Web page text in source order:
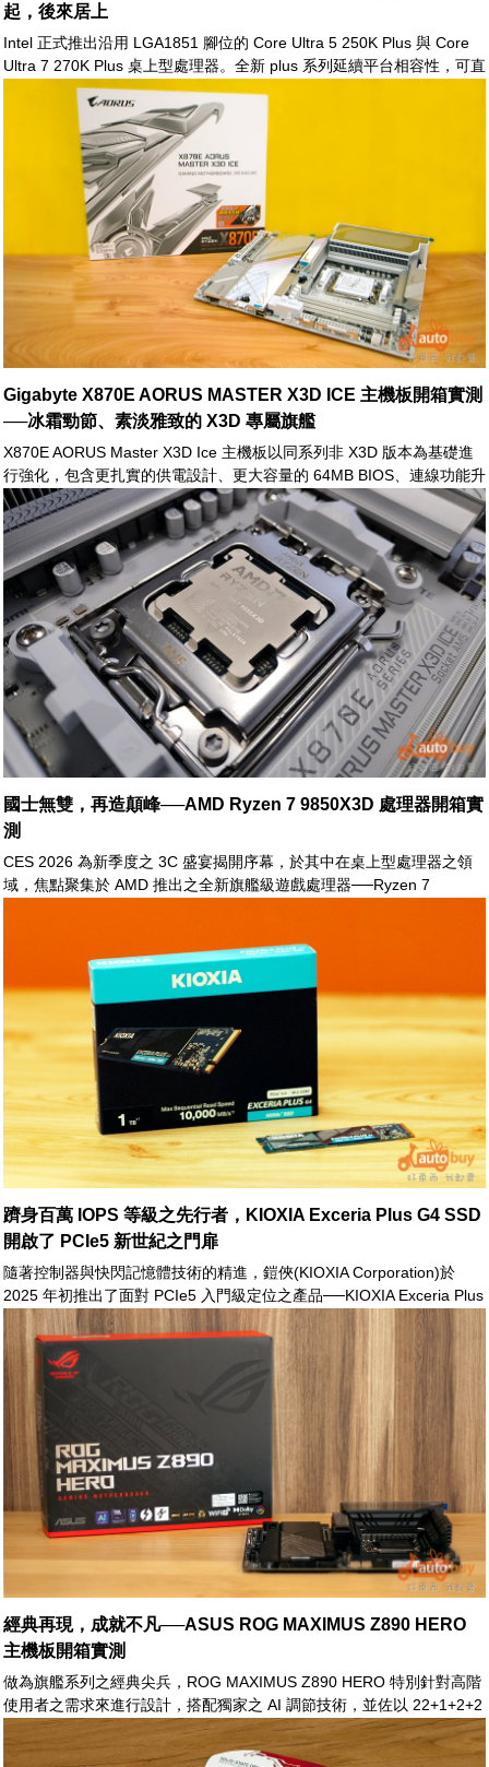
起，後來居上
Intel 正式推出沿用 LGA1851 腳位的 Core Ultra 5 250K Plus 與 Core
Ultra 7 270K Plus 桌上型處理器。全新 plus 系列延續平台相容性，可直
接支援既有 Intel 800 系列晶片組主機板。兩款處理器皆基於 Core Ultra
桌上型 Arrow Lake 微架構，並採用「Arrow Lake-S」之分離式
(disaggregated) 晶片設計
Gigabyte X870E AORUS MASTER X3D ICE 主機板開箱實測
──冰霜勁節、素淡雅致的 X3D 專屬旗艦
X870E AORUS Master X3D Ice 主機板以同系列非 X3D 版本為基礎進
行強化，包含更扎實的供電設計、更大容量的 64MB BIOS、連線功能升
級，以及針對 X3D 處理器導入更新的 X3D Turbo 2.0 功能
國士無雙，再造顛峰──AMD Ryzen 7 9850X3D 處理器開箱實
測
CES 2026 為新季度之 3C 盛宴揭開序幕，於其中在桌上型處理器之領
域，焦點聚集於 AMD 推出之全新旗艦級遊戲處理器──Ryzen 7
躋身百萬 IOPS 等級之先行者，KIOXIA Exceria Plus G4 SSD
開啟了 PCIe5 新世紀之門扉
隨著控制器與快閃記憶體技術的精進，鎧俠(KIOXIA Corporation)於
2025 年初推出了面對 PCIe5 入門級定位之產品──KIOXIA Exceria Plus
G4。
經典再現，成就不凡──ASUS ROG MAXIMUS Z890 HERO
主機板開箱實測
做為旗艦系列之經典尖兵，ROG MAXIMUS Z890 HERO 特別針對高階
使用者之需求來進行設計，搭配獨家之 AI 調節技術，並佐以 22+1+2+2
高相數之極致電源方案，再加上最新的 WiFi 7 及 Thunderbolt™ 4 支
援；ROG MAXIMUS Z890 HERO 無論於繁重之生產力需求，或於高階